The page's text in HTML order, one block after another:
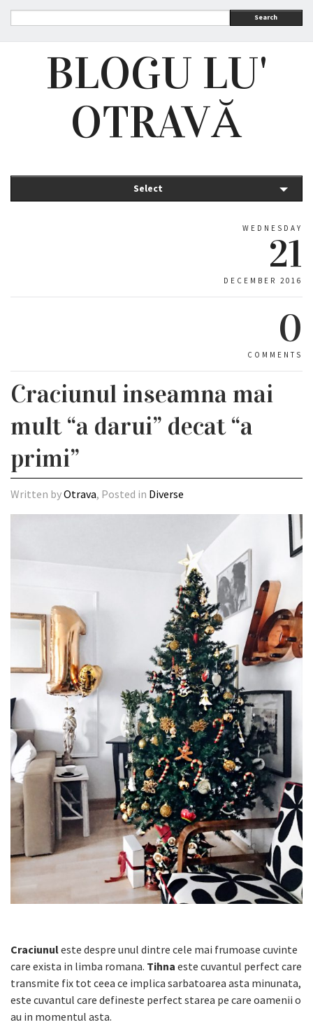
Search
BLOGU LU'
OTRAVĂ
Select
WEDNESDAY
21
DECEMBER 2016
0
COMMENTS
Craciunul inseamna mai
mult “a darui” decat “a
primi”
Written byOtrava, Posted in Diverse
Craciunuleste despre unul dintre cele mai frumoase cuvinte
care exista in limba romana. Tihna este cuvantul perfect care
transmite fix tot ceea ce implica sarbatoarea asta minunata,
este cuvantul care defineste perfect starea pe care oamenii o
au in momentul asta.